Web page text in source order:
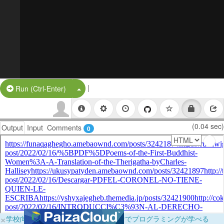
Run (Ctrl-Enter) Split Button!
|
Output Input Comments 0 (0.04 sec)
×学校向けに無料提供中！ブラウザだけでプログラミングが学べる